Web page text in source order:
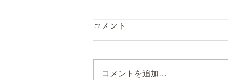
コメント
コメントを追加…